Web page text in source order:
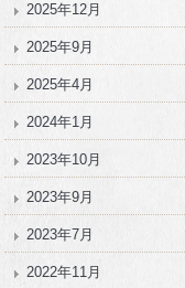
2025年12月
2025年9月
2025年4月
2024年1月
2023年10月
2023年9月
2023年7月
2022年11月